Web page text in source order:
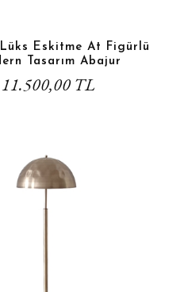
Eskitme At Figürlü
Tasarım Abajur
11.500,00 TL